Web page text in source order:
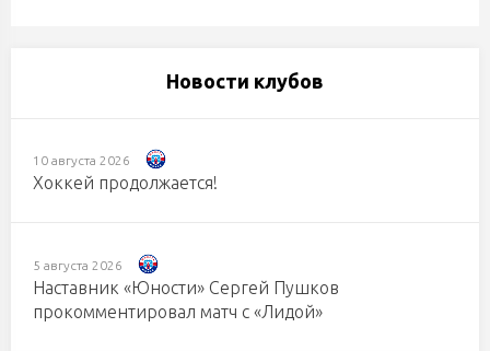
Новости клубов
10 августа 2026
Хоккей продолжается!
5 августа 2026
Наставник «Юности» Сергей Пушков
прокомментировал матч с «Лидой»